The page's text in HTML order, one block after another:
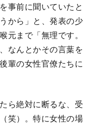
事前に聞いていたと
から」と、発表の少
元まで「無理です。
なんとかその言葉を
輩の女性官僚たちに
ら絶対に断るな、受
笑）。特に女性の場